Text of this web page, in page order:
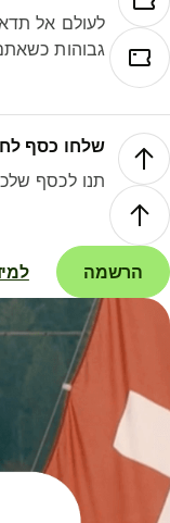
לעולם אל
גבוהות כשאתם
שלחו כסף
תנו לכסף
הרשמה